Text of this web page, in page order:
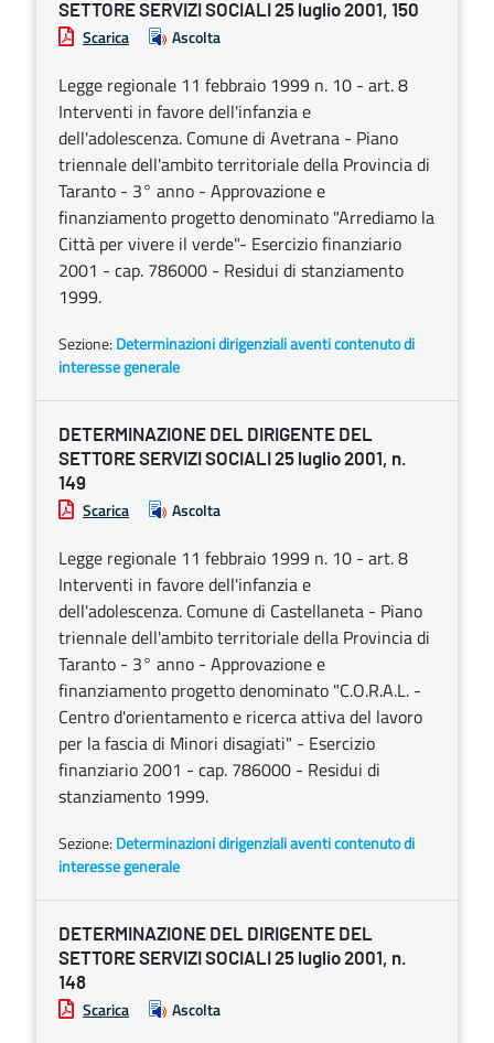
SETTORE SERVIZI SOCIALI 25 luglio 2001, 150
Scarica Ascolta
Legge regionale 11 febbraio 1999 n. 10 - art. 8
Interventi in favore dell'infanzia e
dell'adolescenza. Comune di Avetrana - Piano
triennale dell'ambito territoriale della Provincia di
Taranto - 3° anno - Approvazione e
finanziamento progetto denominato "Arrediamo la
Città per vivere il verde"- Esercizio finanziario
2001 - cap. 786000 - Residui di stanziamento
1999.
Sezione: Determinazioni dirigenziali aventi contenuto di
interesse generale
DETERMINAZIONE DEL DIRIGENTE DEL
SETTORE SERVIZI SOCIALI 25 luglio 2001, n.
149
Scarica Ascolta
Legge regionale 11 febbraio 1999 n. 10 - art. 8
Interventi in favore dell'infanzia e
dell'adolescenza. Comune di Castellaneta - Piano
triennale dell'ambito territoriale della Provincia di
Taranto - 3° anno - Approvazione e
finanziamento progetto denominato "C.O.R.A.L. -
Centro d'orientamento e ricerca attiva del lavoro
per la fascia di Minori disagiati" - Esercizio
finanziario 2001 - cap. 786000 - Residui di
stanziamento 1999.
Sezione: Determinazioni dirigenziali aventi contenuto di
interesse generale
DETERMINAZIONE DEL DIRIGENTE DEL
SETTORE SERVIZI SOCIALI 25 luglio 2001, n.
148
Scarica Ascolta